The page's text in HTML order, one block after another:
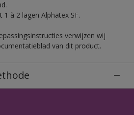
à 2 lagen Alphatex SF.
verwijzen wij
van dit product.